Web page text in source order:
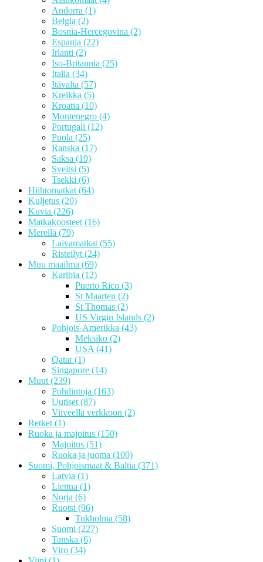
Andorra (1)
Belgia (2)
Bosnia-Hercegovina (2)
Espanja (22)
Irlanti (2)
Iso-Britannia (25)
Italia (34)
Itävalta (57)
Kreikka (5)
Kroatia (10)
Montenegro (4)
Portugali (12)
Puola (25)
Ranska (17)
Saksa (19)
Sveitsi (5)
Tsekki (6)
Hiihtomatkat(64)
Kuljetus (20)
Kuvia (226)
Matkakoosteet(16)
Merellä (79)
Laivamatkat(55)
Risteilyt(24)
Muu maailma (69)
Karibia (12)
Puerto Rico (3)
St Maarten (2)
St Thomas (2)
US Virgin Islands (2)
Pohjois-Amerikka (43)
Meksiko (2)
USA(41)
Qatar(1)
Singapore (14)
Muut(239)
Pohdintoja (163)
Uutiset(87)
Viiveellä verkkoon (2)
Retket(1)
Ruoka ja majoitus (150)
Majoitus (51)
Ruoka ja juoma (100)
Suomi, Pohjoismaat & Baltia (371)
Latvia (1)
Liettua (1)
Norja (6)
Ruotsi (96)
Tukholma (58)
Suomi (227)
Tanska (6)
Viro (34)